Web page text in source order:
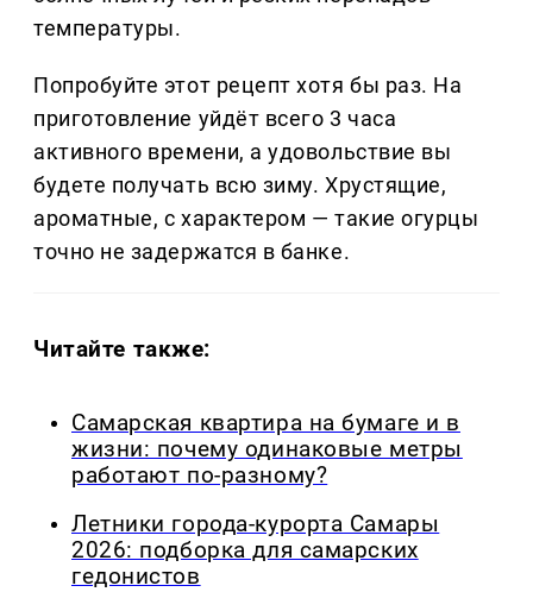
температуры.
Попробуйте этот рецепт хотя бы раз. На
приготовление уйдёт всего 3 часа
активного времени, а удовольствие вы
будете получать всю зиму. Хрустящие,
ароматные, с характером — такие огурцы
точно не задержатся в банке.
Читайте также:
Самарская квартира на бумаге и в
жизни: почему одинаковые метры
работают по-разному?
Летники города-курорта Самары
2026: подборка для самарских
гедонистов